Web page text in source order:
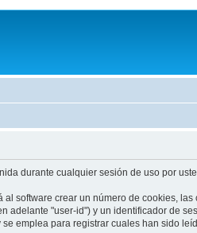
durante cualquier sesión de uso por
software crear un número de cookies,
"user-id") y un identificador de
emplea para registrar cuales han sido